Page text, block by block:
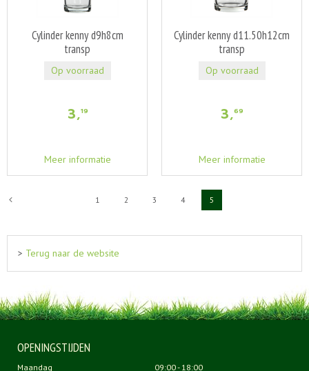
Cylinder kenny d9h8cm
transp
3,19
Meer informatie
Op voorraad
Cylinder kenny d11.50h12cm
transp
3,69
Meer informatie
Op voorraad
1 2 3 4 5
> Terug naar de website
OPENINGSTIJDEN
Maandag
09:00 - 18:00